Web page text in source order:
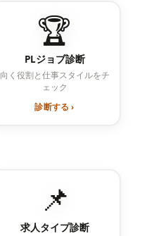
🏆
PLジョブ診断
向く役割と仕事スタイルをチ
ェック
診断する ›
📌
求人タイプ診断